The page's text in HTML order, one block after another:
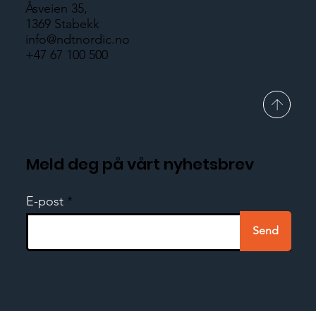
Åsveien 35,
1369 Stabekk
info@ndtnordic.no
+47 67 100 500
Meld deg på vårt nyhetsbrev
E-post
Send